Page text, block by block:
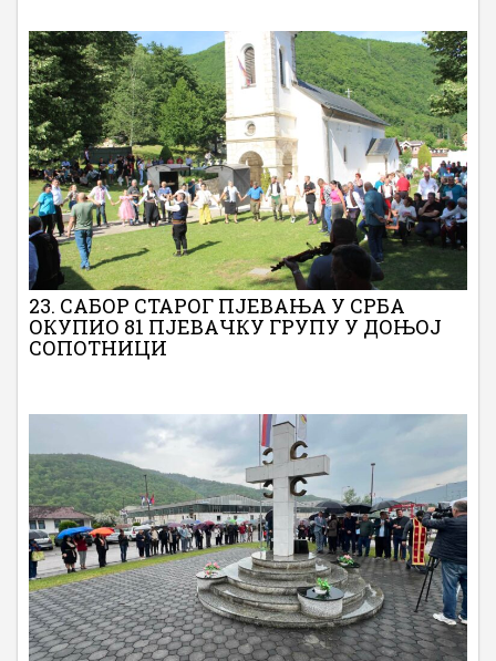
23. САБОР СТАРОГ ПЈЕВАЊА У СРБА
ОКУПИО 81 ПЈЕВАЧКУ ГРУПУ У ДОЊОЈ
СОПОТНИЦИ